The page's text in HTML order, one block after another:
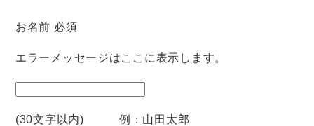
お名前 必須
エラーメッセージはここに表示します。
(30文字以内) 例：山田太郎